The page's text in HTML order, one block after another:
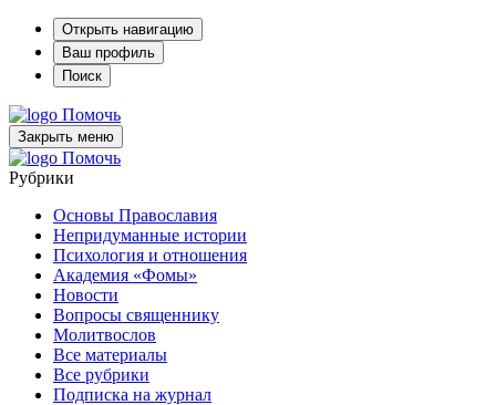
Открыть навигацию
Ваш профиль
Поиск
Помочь
Закрыть меню
Помочь
Рубрики
Основы Православия
Непридуманные истории
Психология и отношения
Академия «Фомы»
Новости
Вопросы священнику
Молитвослов
Все материалы
Все рубрики
Подписка на журнал